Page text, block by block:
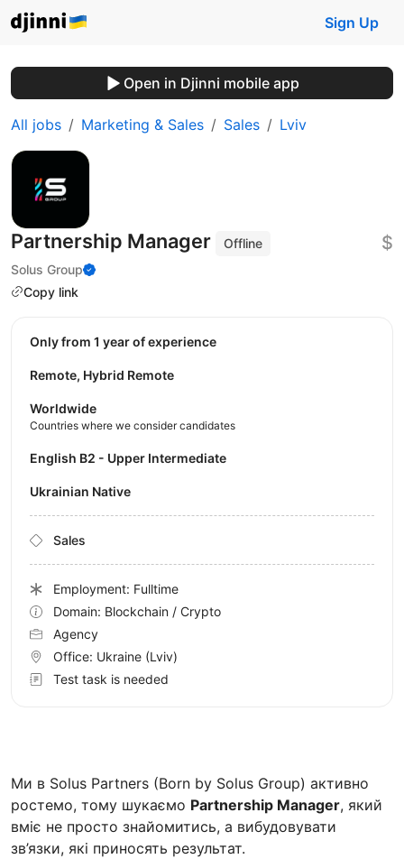
Sign Up
Open in Djinni mobile app
All jobs Marketing & Sales Sales Lviv
Partnership Manager
Offline
Solus Group
Copy link
$
Ми в Solus Partners (Born by Solus Group) активно
ростемо, тому шукаємо Partnership Manager, який
вміє не просто знайомитись, а вибудовувати
зв’язки, які приносять результат.
Only from 1 year of experience
Remote, Hybrid Remote
Worldwide
Countries where we consider candidates
English B2 - Upper Intermediate
Ukrainian Native
Sales
Employment: Fulltime
Domain: Blockchain / Crypto
Agency
Office: Ukraine (Lviv)
Test task is needed